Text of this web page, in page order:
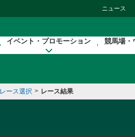
ニュース
イベント・プロモーション 競馬場・
ース選択 > レース結果